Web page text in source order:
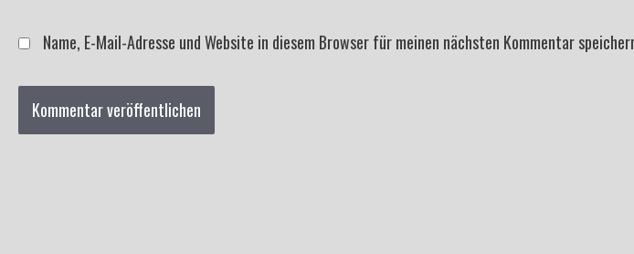
Name, E-Mail-Adresse und Website in diesem Browser für meinen nächsten Kommentar